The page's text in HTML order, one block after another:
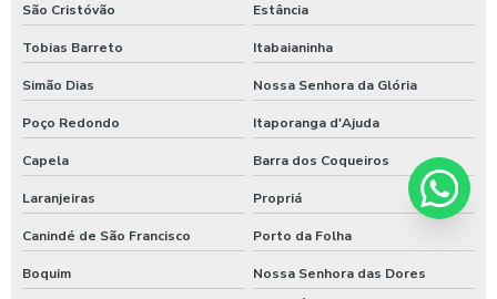
São Cristóvão Estância
Tobias Barreto Itabaianinha
Simão Dias Nossa Senhora da Glória
Poço Redondo Itaporanga d'Ajuda
Capela Barra dos Coqueiros
Laranjeiras Propriá
Canindé de São Francisco Porto da Folha
Boquim
Nossa Senhora das Dores